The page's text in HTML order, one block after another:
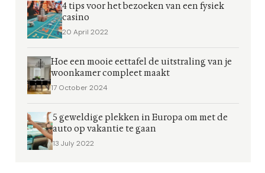
4 tips voor het bezoeken van een fysiek
casino
20 April 2022
Hoe een mooie eettafel de uitstraling van je
woonkamer compleet maakt
17 October 2024
5 geweldige plekken in Europa om met de
auto op vakantie te gaan
13 July 2022